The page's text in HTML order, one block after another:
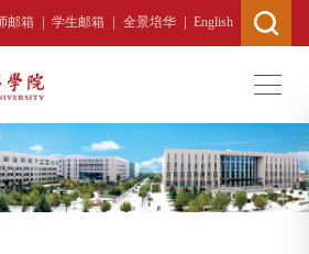
邮箱 | 学生邮箱 | 全景培华 | English